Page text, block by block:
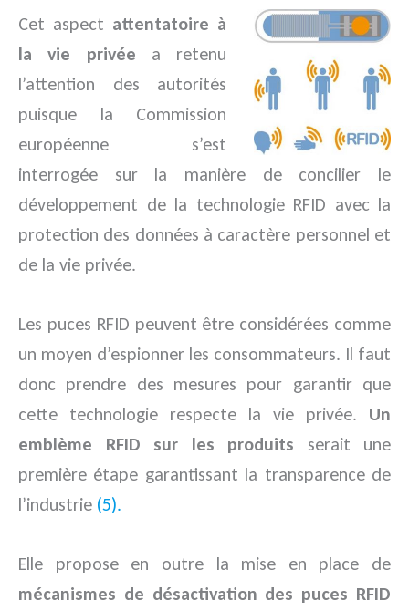
Cet aspect attentatoire à
la vie privée a retenu
l’attention des autorités
puisque la Commission
européenne s’est
interrogée sur la manière de concilier le
développement de la technologie RFID avec la
protection des données à caractère personnel et
de la vie privée.
Les puces RFID peuvent être considérées comme
un moyen d’espionner les consommateurs. Il faut
donc prendre des mesures pour garantir que
cette technologie respecte la vie privée. Un
emblème RFID sur les produits serait une
première étape garantissant la transparence de
l’industrie (5).
Elle propose en outre la mise en place de
mécanismes de désactivation des puces RFID